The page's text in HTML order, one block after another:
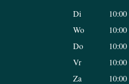
Di
Wo
Do
Vr
Za